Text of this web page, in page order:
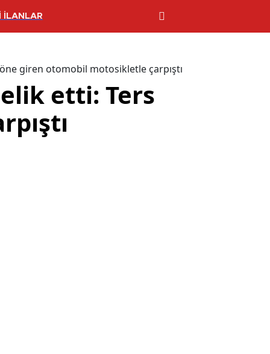
İLANLAR
giren otomobil motosikletle çarpıştı
etti: Ters